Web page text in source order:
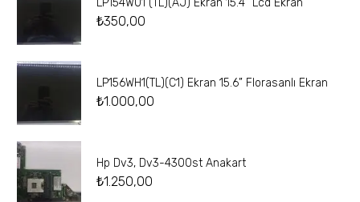
LP154W01 (TL)(AJ) Ekran 15.4” Lcd Ekran
₺350,00
LP156WH1(TL)(C1) Ekran 15.6” Florasanlı Ekran
₺1.000,00
Hp Dv3, Dv3-4300st Anakart
₺1.250,00